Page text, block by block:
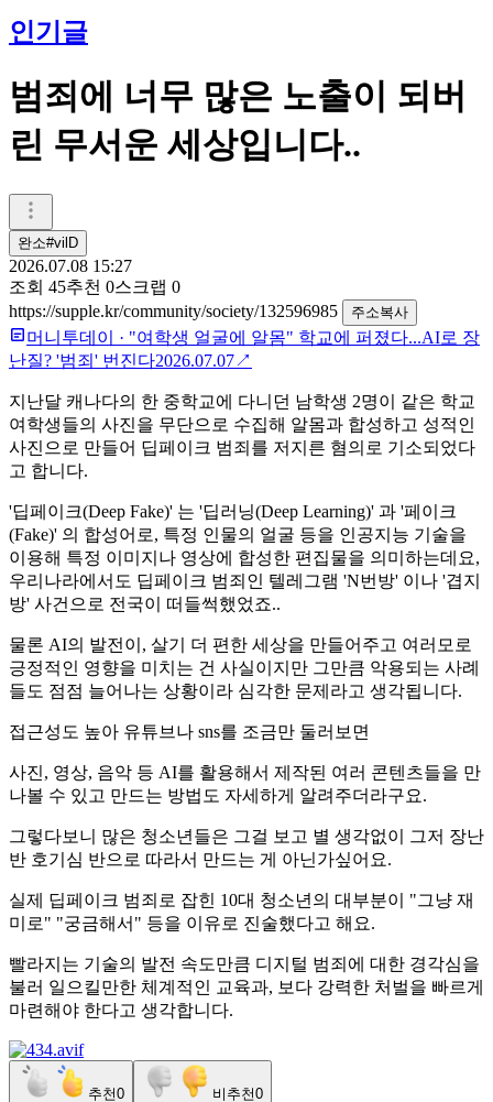
인기글
범죄에 너무 많은 노출이 되버
린 무서운 세상입니다..
완소#vilD
2026.07.08 15:27
조회 45추천 0스크랩 0
https://supple.kr/community/society/132596985
주소복사
머니투데이 · "여학생 얼굴에 알몸" 학교에 퍼졌다...AI로 장
난질? '범죄' 번진다2026.07.07↗
지난달 캐나다의 한 중학교에 다니던 남학생 2명이 같은 학교
여학생들의 사진을 무단으로 수집해 알몸과 합성하고 성적인
사진으로 만들어 딥페이크 범죄를 저지른 혐의로 기소되었다
고 합니다.
'딥페이크(Deep Fake)' 는 '딥러닝(Deep Learning)' 과 '페이크
(Fake)' 의 합성어로, 특정 인물의 얼굴 등을 인공지능 기술을
이용해 특정 이미지나 영상에 합성한 편집물을 의미하는데요,
우리나라에서도 딥페이크 범죄인 텔레그램 'N번방' 이나 '겹지
방' 사건으로 전국이 떠들썩했었죠..
물론 AI의 발전이, 살기 더 편한 세상을 만들어주고 여러모로
긍정적인 영향을 미치는 건 사실이지만 그만큼 악용되는 사례
들도 점점 늘어나는 상황이라 심각한 문제라고 생각됩니다.
접근성도 높아 유튜브나 sns를 조금만 둘러보면
사진, 영상, 음악 등 AI를 활용해서 제작된 여러 콘텐츠들을 만
나볼 수 있고 만드는 방법도 자세하게 알려주더라구요.
그렇다보니 많은 청소년들은 그걸 보고 별 생각없이 그저 장난
반 호기심 반으로 따라서 만드는 게 아닌가싶어요.
실제 딥페이크 범죄로 잡힌 10대 청소년의 대부분이 "그냥 재
미로" "궁금해서" 등을 이유로 진술했다고 해요.
빨라지는 기술의 발전 속도만큼 디지털 범죄에 대한 경각심을
불러 일으킬만한 체계적인 교육과, 보다 강력한 처벌을 빠르게
마련해야 한다고 생각합니다.
추천0 비추천0